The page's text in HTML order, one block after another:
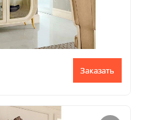
Заказать